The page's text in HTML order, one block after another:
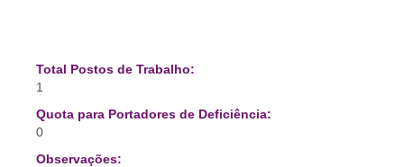
Total Postos de Trabalho:
1
Quota para Portadores de Deficiência:
0
Observações: